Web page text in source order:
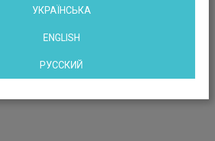
УКРАЇНСЬКА
ENGLISH
РУССКИЙ